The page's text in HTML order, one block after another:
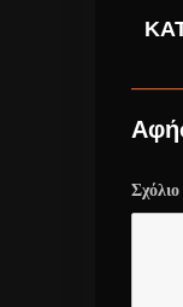
Σχόλιο